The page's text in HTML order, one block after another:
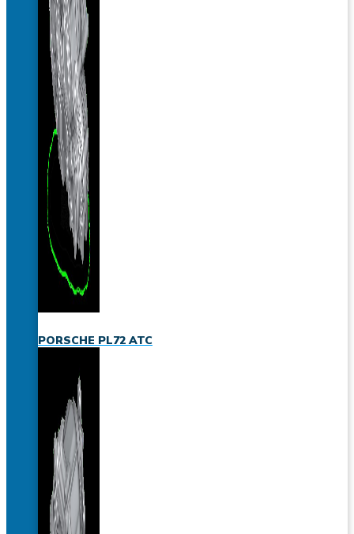
PORSCHE PL72 ATC